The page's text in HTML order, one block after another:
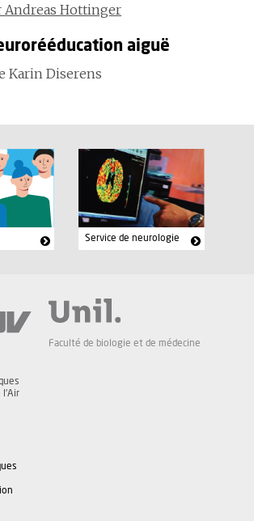
Andreas Hottinger
aiguë
Karin Diserens
Service de neurologie
Faculté de biologie et de médecine
l'Air